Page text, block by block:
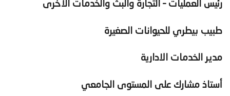
رئيس العمليات – التجارة والبث والخدمات الأخرى
طبيب بيطري للحيوانات الصغيرة
مدير الخدمات الادارية
أستاذ مشارك على المستوى الجامعي